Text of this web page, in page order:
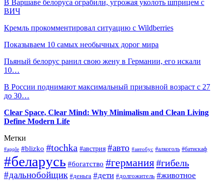
В Варшаве белоруса ограбили, угрожая уколоть шприцем с
ВИЧ
Кремль прокомментировал ситуацию с Wildberries
Показываем 10 самых необычных дорог мира
Пьяный белорус ранил свою жену в Германии, его искали
10…
В России поднимают максимальный призывной возраст с 27
до 30…
Clear Space, Clear Mind: Why Minimalism and Clean Living
Define Modern Life
Метки
#apple #blizko #tochka #австрия #авто #автобус #алкоголь #батискаф
#беларусь #богатство #германия#гибель
#дальнобойщик #деньга #дети #долгожитель #животное